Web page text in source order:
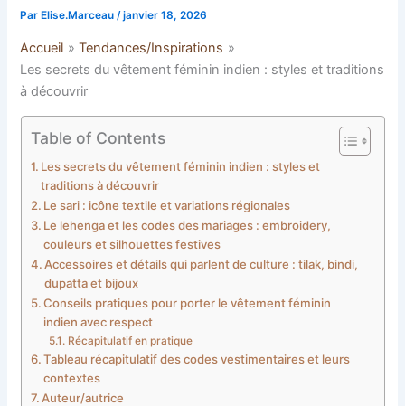
Par Elise.Marceau/janvier 18, 2026
Accueil
Tendances/Inspirations
Les secrets du vêtement féminin indien : styles et traditions
à découvrir
Table of Contents
Les secrets du vêtement féminin indien : styles et
traditions à découvrir
Le sari : icône textile et variations régionales
Le lehenga et les codes des mariages : embroidery,
couleurs et silhouettes festives
Accessoires et détails qui parlent de culture : tilak, bindi,
dupatta et bijoux
Conseils pratiques pour porter le vêtement féminin
indien avec respect
Récapitulatif en pratique
Tableau récapitulatif des codes vestimentaires et leurs
contextes
Auteur/autrice